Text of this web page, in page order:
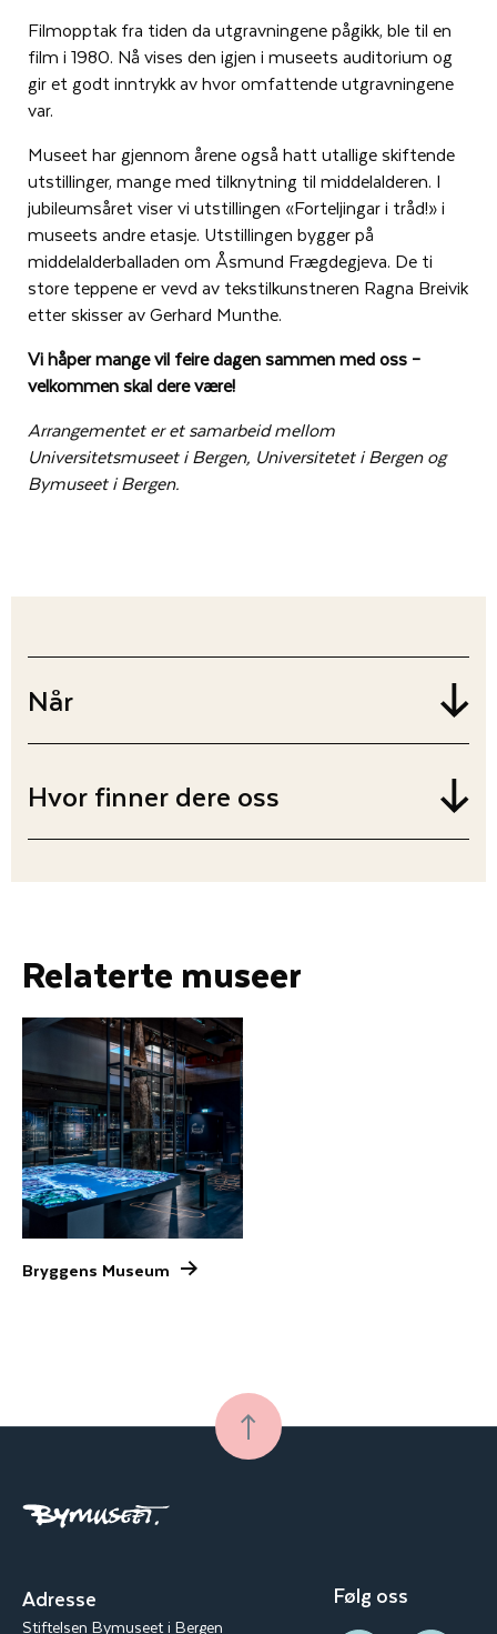
Filmopptak fra tiden da utgravningene pågikk, ble til en
film i 1980. Nå vises den igjen i museets auditorium og
gir et godt inntrykk av hvor omfattende utgravningene
var.
Museet har gjennom årene også hatt utallige skiftende
utstillinger, mange med tilknytning til middelalderen. I
jubileumsåret viser vi utstillingen «Forteljingar i tråd!» i
museets andre etasje. Utstillingen bygger på
middelalderballaden om Åsmund Frægdegjeva. De ti
store teppene er vevd av tekstilkunstneren Ragna Breivik
etter skisser av Gerhard Munthe.
Vi håper mange vil feire dagen sammen med oss –
velkommen skal dere være!
Arrangementet er et samarbeid mellom
Universitetsmuseet i Bergen, Universitetet i Bergen og
Bymuseet i Bergen.
Når
Hvor finner dere oss
Relaterte museer
Bryggens Museum
Adresse
Stiftelsen Bymuseet i Bergen
Følg oss